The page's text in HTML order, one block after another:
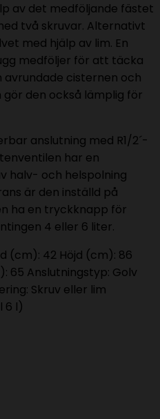
av det medföljande fästet
två skruvar. Alternativt
med hjälp av lim. En
medföljer för att täcka
avrundade cisternen och
den också lämplig för
anslutning med R1/2´-
har en
halv- och helspolning
är den inställd på
ha en tryckknapp för
4 eller 6 liter.
(cm): 42 Höjd (cm): 86
65 Anslutningstyp: Golv
Skruv eller lim
6 l)